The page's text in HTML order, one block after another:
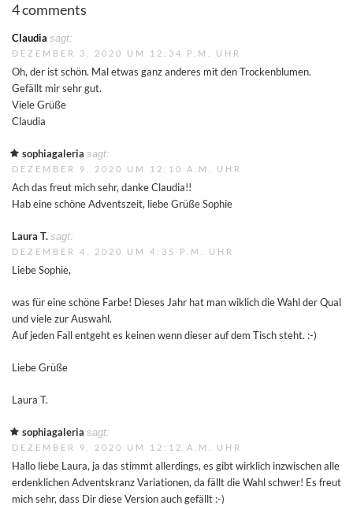
4 comments
Claudia sagt:
DEZEMBER 3, 2020 UM 12:34 P.M. UHR
Oh, der ist schön. Mal etwas ganz anderes mit den Trockenblumen.
Gefällt mir sehr gut.
Viele Grüße
Claudia
sophiagaleria sagt:
DEZEMBER 9, 2020 UM 12:10 A.M. UHR
Ach das freut mich sehr, danke Claudia!!
Hab eine schöne Adventszeit, liebe Grüße Sophie
Laura T. sagt:
DEZEMBER 4, 2020 UM 4:35 P.M. UHR
Liebe Sophie,
was für eine schöne Farbe! Dieses Jahr hat man wiklich die Wahl der Qual
und viele zur Auswahl.
Auf jeden Fall entgeht es keinen wenn dieser auf dem Tisch steht. :-)
Liebe Grüße
Laura T.
sophiagaleria sagt:
DEZEMBER 9, 2020 UM 12:12 A.M. UHR
Hallo liebe Laura, ja das stimmt allerdings, es gibt wirklich inzwischen alle
erdenklichen Adventskranz Variationen, da fällt die Wahl schwer! Es freut
mich sehr, dass Dir diese Version auch gefällt :-)